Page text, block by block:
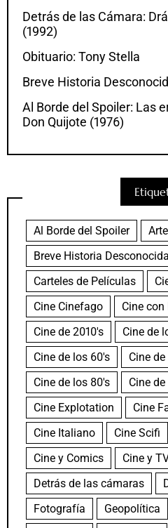
Detrás de las Cámara:
(1992)
Obituario: Tony Stella
Breve Historia
Al Borde del Spoiler: Las
Don Quijote (1976)
Al Borde del Spoiler
Breve Historia Desconocida
Carteles de Películas
Cine Cinefago
Cine con
Cine de 2010's
Cine de
Cine de los 60's
Cine
Cine de los 80's
Cine
Cine Explotation
Cine
Cine Italiano
Cine Scifi
Cine y Comics
Cine y
Detrás de las cámaras
Fotografía
Geopolítica